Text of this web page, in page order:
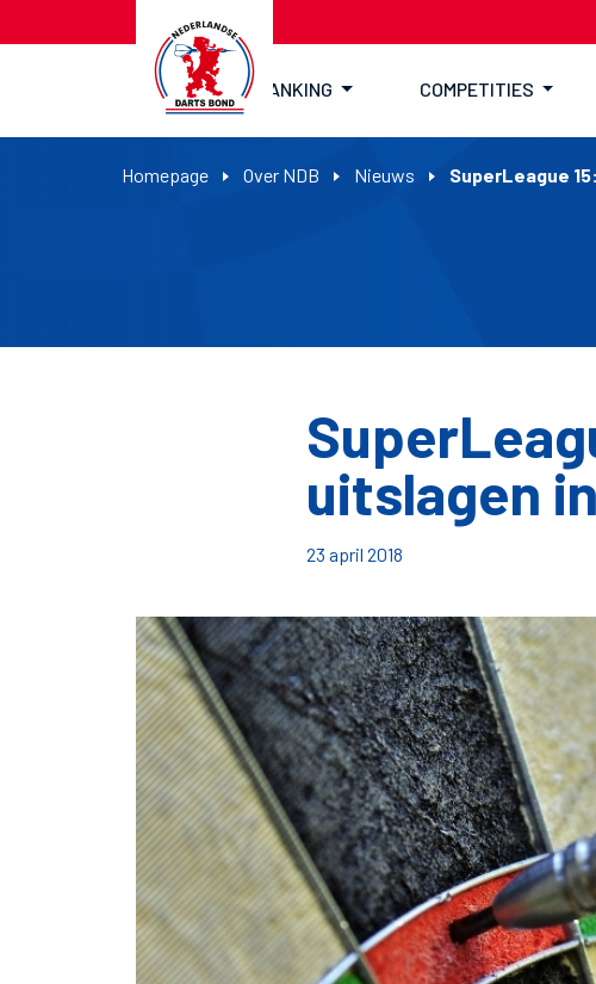
RANKING COMPETITIES
Homepage Over NDB Nieuws SuperLeague
uitslagen
23 april 2018